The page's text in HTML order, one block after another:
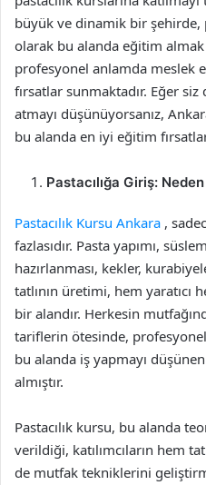
büyük ve dinamik bir şehirde,
olarak bu alanda eğitim
profesyonel anlamda meslek
fırsatlar sunmaktadır. Eğer siz
atmayı düşünüyorsanız,
bu alanda en iyi eğitim
Pastacılığa Giriş:
Pastacılık Kursu Ankara ,
fazlasıdır. Pasta yapımı,
hazırlanması, kekler,
tatlının üretimi, hem
bir alandır. Herkesin
tariflerin ötesinde,
bu alanda iş yapmayı
almıştır.
Pastacılık kursu, bu alanda
verildiği, katılımcıların hem
de mutfak tekniklerini